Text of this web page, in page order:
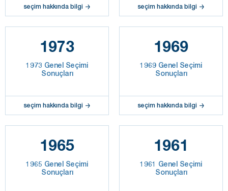
seçim hakkında bilgi seçim hakkında bilgi
1973
1973 Genel Seçimi
Sonuçları
seçim hakkında bilgi
1969
1969 Genel Seçimi
Sonuçları
seçim hakkında bilgi
1965
1965 Genel Seçimi
Sonuçları
1961
1961 Genel Seçimi
Sonuçları